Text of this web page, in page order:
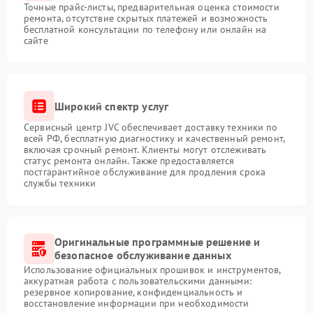
Точные прайс-листы, предварительная оценка стоимости
ремонта, отсутствие скрытых платежей и возможность
бесплатной консультации по телефону или онлайн на
сайте
Широкий спектр услуг
Сервисный центр JVC обеспечивает доставку техники по
всей РФ, бесплатную диагностику и качественный ремонт,
включая срочный ремонт. Клиенты могут отслеживать
статус ремонта онлайн. Также предоставляется
постгарантийное обслуживание для продления срока
службы техники
Оригинальные программные решение и
безопасное обслуживание данных
Использование официальных прошивок и инструментов,
аккуратная работа с пользовательскими данными:
резервное копирование, конфиденциальность и
восстановление информации при необходимости